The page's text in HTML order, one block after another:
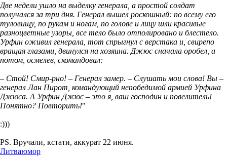
Две недели ушло на выделку генерала, а простой солдат
получался за три дня. Генерал вышел роскошный: по всему его
туловищу, по рукам и ногам, по голове и лицу шли красивые
разноцветные узоры, все тело было отполировано и блестело.
Урфин оживил генерала, тот спрыгнул с верстака и, свирепо
вращая глазами, двинулся на хозяина. Джюс сначала оробел, а
потом, осмелев, скомандовал:
– Стой! Смир-рно! – Генерал замер. – Слушать мои слова! Вы –
генерал Лан Пирот, командующий непобедимой армией Урфина
Джюса. А Урфин Джюс – это я, ваш господин и повелитель!
Понятно? Повторить!"
:)))
PS. Вручали, кстати, аккурат 22 июня.
Литваюмор